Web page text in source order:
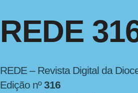
REDE
REDE – Revista Digital da
Edição nº316